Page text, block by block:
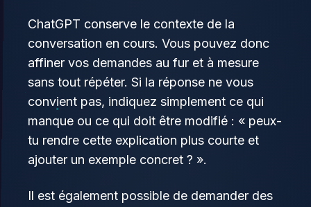
ChatGPT conserve le contexte de la
conversation en cours. Vous pouvez donc
affiner vos demandes au fur et à mesure
sans tout répéter. Si la réponse ne vous
convient pas, indiquez simplement ce qui
manque ou ce qui doit être modifié : « peux-
tu rendre cette explication plus courte et
ajouter un exemple concret ? ».
Il est également possible de demander des